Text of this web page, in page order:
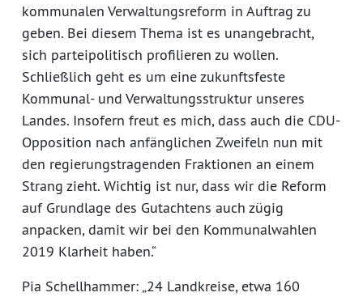
kommunalen Verwaltungsreform in Auftrag zu
geben. Bei diesem Thema ist es unangebracht,
sich parteipolitisch profilieren zu wollen.
Schließlich geht es um eine zukunftsfeste
Kommunal- und Verwaltungsstruktur unseres
Landes. Insofern freut es mich, dass auch die CDU-
Opposition nach anfänglichen Zweifeln nun mit
den regierungstragenden Fraktionen an einem
Strang zieht. Wichtig ist nur, dass wir die Reform
auf Grundlage des Gutachtens auch zügig
anpacken, damit wir bei den Kommunalwahlen
2019 Klarheit haben.“
Pia Schellhammer: „24 Landkreise, etwa 160